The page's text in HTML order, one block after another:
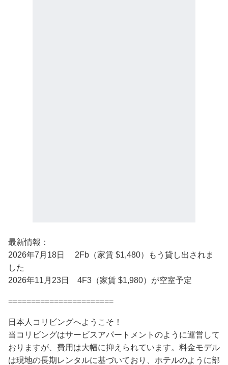
最新情報：
2026年7月18日 2Fb（家賃 $1,480）もう貸し出されま
した
2026年11月23日 4F3（家賃 $1,980）が空室予定
=======================
日本人コリビングへようこそ！
当コリビングはサービスアパートメントのように運営して
おりますが、費用は大幅に抑えられています。料金モデル
は現地の長期レンタルに基づいており、ホテルのように部